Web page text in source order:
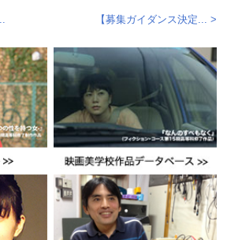
【募集ガイダンス決定... >